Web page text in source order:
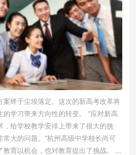
案终于尘埃落定。这次的新高考改革将
学习带来方向性的转变。 “应对新高
，给学校教学安排上带来了很大的挑
常大的问题。”杭州高级中学校长尚可
教育以机会，也对教育提出了挑战。 ...